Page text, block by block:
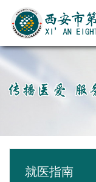
就医指南